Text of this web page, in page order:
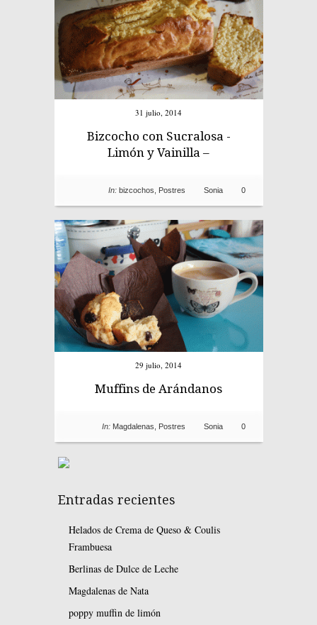
31 julio, 2014
Bizcocho con Sucralosa -
Limón y Vainilla –
0
Sonia
In: bizcochos Postres
29 julio, 2014
Muffins de Arándanos
0
Sonia
In: Magdalenas Postres
Entradas recientes
Helados de Crema de Queso & Coulis
Frambuesa
Berlinas de Dulce de Leche
Magdalenas de Nata
poppy muffin de limón